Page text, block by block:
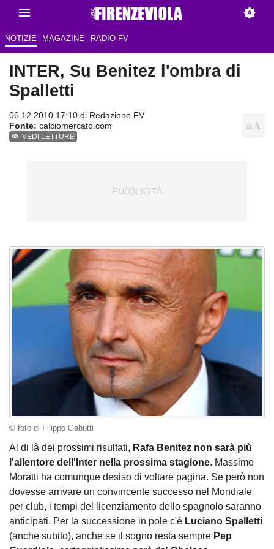
NOTIZIE MAGAZINE RADIO FV
INTER, Su Benitez l'ombra di
Spalletti
06.12.2010 17:10 di Redazione FV
Fonte: calciomercato.com
VEDI LETTURE
© foto di Filippo Gabutti
Al di là dei prossimi risultati, Rafa Benitez non sarà più
l'allentore dell'Inter nella prossima stagione. Massimo
Moratti ha comunque desiso di voltare pagina. Se però non
dovesse arrivare un convincente successo nel Mondiale
per club, i tempi del licenziamento dello spagnolo saranno
anticipati. Per la successione in pole c'è Luciano Spalletti
(anche subito), anche se il sogno resta sempre Pep